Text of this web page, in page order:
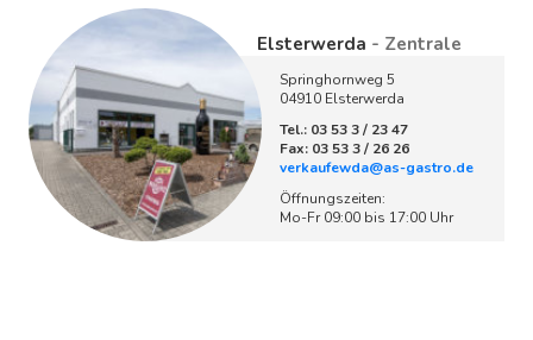
Elsterwerda - Zentrale
Springhornweg 5
04910 Elsterwerda
Tel.: 03 53 3 / 23 47
Fax: 03 53 3 / 26 26
verkaufewda@as-gastro.de
Öffnungszeiten:
Mo-Fr 09:00 bis 17:00 Uhr